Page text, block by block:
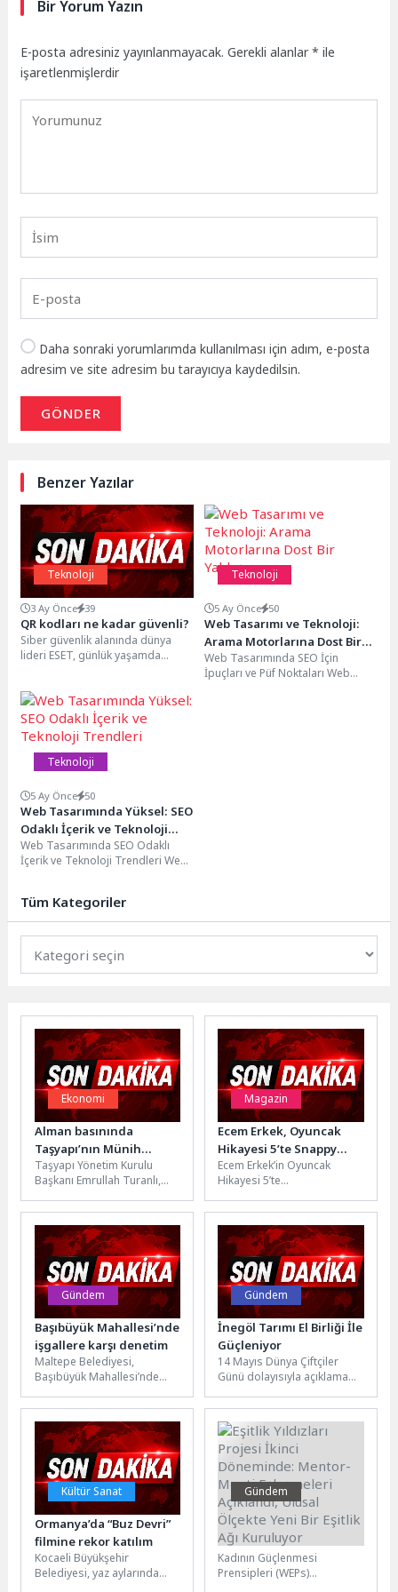
Bir Yorum Yazın
E-posta adresiniz yayınlanmayacak. Gerekli alanlar* ile
işaretlenmişlerdir
Daha sonraki yorumlarımda kullanılması için adım, e-posta
adresim ve site adresim bu tarayıcıya kaydedilsin.
GÖNDER
Benzer Yazılar
Teknoloji
3 Ay Önce 39
QR kodları ne kadar güvenli?
Siber güvenlik alanında dünya
lideri ESET, günlük yaşamda
yanında...
Teknoloji
5 Ay Önce 50
Web Tasarımı ve Teknoloji:
Arama Motorlarına Dost Bir
Yaklaşım
Web Tasarımında SEO İçin
İpuçları ve Püf Noktaları Web
Teknoloji
5 Ay Önce 50
Web Tasarımında Yüksel: SEO
Odaklı İçerik ve Teknoloji
Trendleri
Web Tasarımında SEO Odaklı
İçerik ve Teknoloji Trendleri Web
Tüm Kategoriler
Ekonomi
Alman basınında
Taşyapı’nın Münih
Projesine yer verildi
Taşyapı Yönetim Kurulu
Başkanı Emrullah Turanlı,
geçirecekleri yeni yapı
projesi ve şirketin...
Magazin
Ecem Erkek, Oyuncak
Hikayesi 5’te Snappy
Karakterini Seslendirdi
Ecem Erkek’in Oyuncak
Hikayesi 5’te
etrafına neşe saçan, sorun
çözmeye hevesli ve tam bir...
Gündem
Başıbüyük Mahallesi’nde
işgallere karşı denetim
Maltepe Belediyesi,
Başıbüyük Mahallesi’nde
başlattı. Çalışmalar
kapsamında yol veya
kaldırımları kapatan
malzemeler...
Gündem
İnegöl Tarımı El Birliği İle
Güçleniyor
14 Mayıs Dünya Çiftçiler
Günü dolayısıyla açıklama
Başkanı Alper Taban, şehrin
sahip...
Kültür Sanat
Ormanya’da “Buz Devri”
filmine rekor katılım
Kocaeli Büyükşehir
Belediyesi, yaz aylarında
Gündem
Eşitlik Yıldızları Projesi
İkinci Döneminde:
Mentor-Menti
Eşleşmeleri Açıklandı,
Kadının Güçlenmesi
Prensipleri (WEPs)